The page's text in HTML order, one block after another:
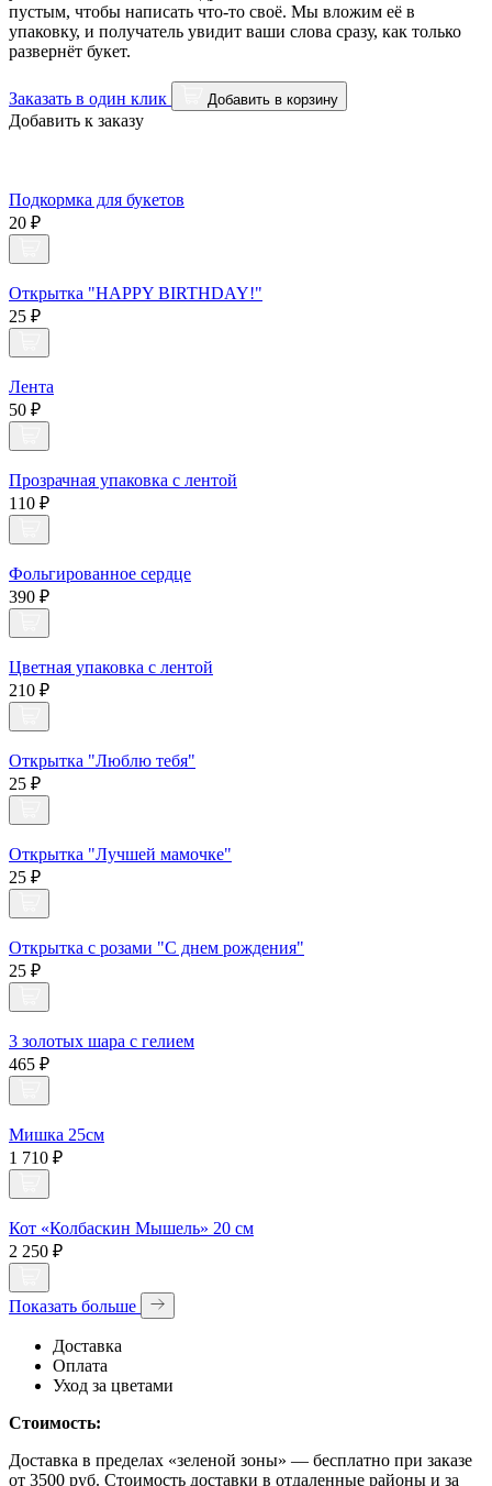
пустым, чтобы написать что-то своё. Мы вложим её в
упаковку, и получатель увидит ваши слова сразу, как только
развернёт букет.
Заказать в один клик Добавить в корзину
Добавить к заказу
Подкормка для букетов
20 ₽
Открытка "HAPPY BIRTHDAY!"
25 ₽
Лента
50 ₽
Прозрачная упаковка с лентой
110 ₽
Фольгированное сердце
390 ₽
Цветная упаковка с лентой
210 ₽
Открытка "Люблю тебя"
25 ₽
Открытка "Лучшей мамочке"
25 ₽
Открытка с розами "С днем рождения"
25 ₽
3 золотых шара с гелием
465 ₽
Мишка 25см
1 710 ₽
Кот «Колбаскин Мышель» 20 см
2 250 ₽
Показать больше
Доставка
Оплата
Уход за цветами
Стоимость:
Доставка в пределах «зеленой зоны» — бесплатно при заказе
от 3500 руб. Стоимость доставки в отдаленные районы и за